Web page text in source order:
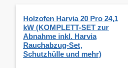
Holzofen Harvia 20 Pro 24,1
kW (KOMPLETT-SET zur
Abnahme inkl. Harvia
Rauchabzug-Set,
Schutzhülle und mehr)